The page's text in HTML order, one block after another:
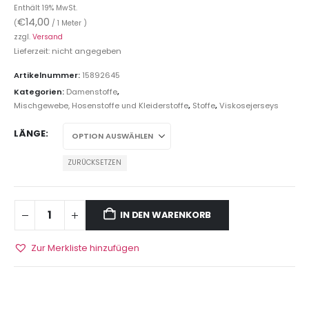
Enthält 19% MwSt.
(€14,00 / 1 Meter )
zzgl. Versand
Lieferzeit: nicht angegeben
Artikelnummer: 15892645
Kategorien: Damenstoffe,
Mischgewebe, Hosenstoffe und Kleiderstoffe, Stoffe,Viskosejerseys
LÄNGE
ZURÜCKSETZEN
IN DEN WARENKORB
Zur Merkliste hinzufügen